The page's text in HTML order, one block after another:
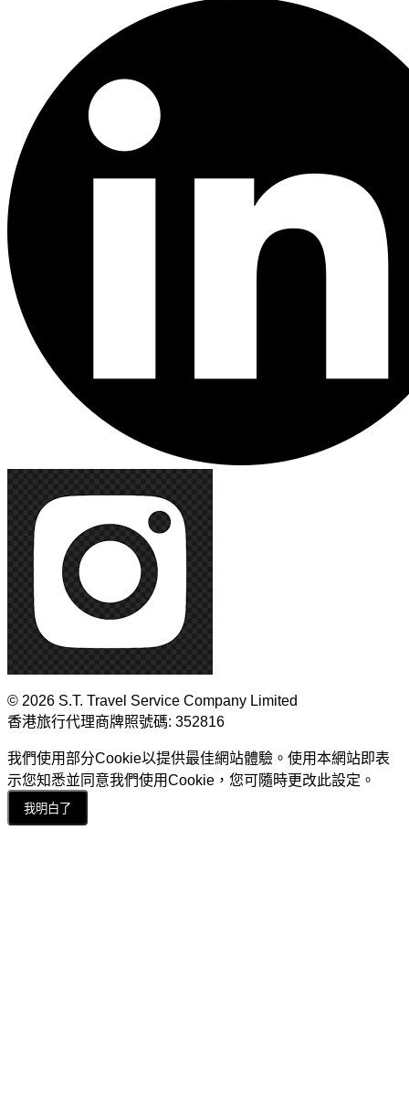
© 2026 S.T. Travel Service Company Limited
香港旅行代理商牌照號碼: 352816
我們使用部分Cookie以提供最佳網站體驗。使用本網站即表
示您知悉並同意我們使用Cookie，您可隨時更改此設定。
我明白了